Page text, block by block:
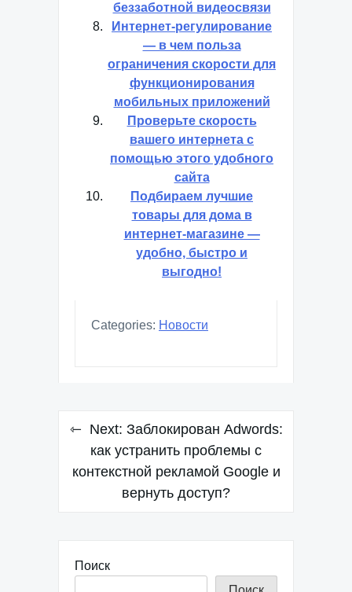
беззаботной видеосвязи
Интернет-регулирование
— в чем польза
ограничения скорости для
функционирования
мобильных приложений
Проверьте скорость
вашего интернета с
помощью этого удобного
сайта
Подбираем лучшие
товары для дома в
интернет-магазине —
удобно, быстро и
выгодно!
Categories: Новости
Навигация
записям
Next: Заблокирован Adwords:
как устранить проблемы с
контекстной рекламой Google и
вернуть доступ?
Поиск